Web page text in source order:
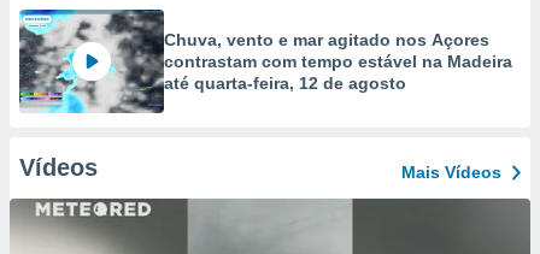
Chuva, vento e mar agitado nos Açores
contrastam com tempo estável na Madeira
até quarta-feira, 12 de agosto
Vídeos Mais Vídeos